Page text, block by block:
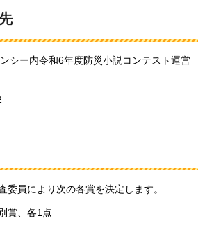
シー内令和6年度防災小説コンテスト運営
委員により次の各賞を決定します。
賞、各1点